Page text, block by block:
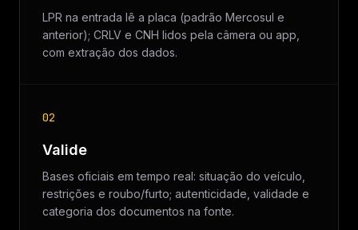
LPR na entrada lê a placa (padrão Mercosul e
anterior); CRLV e CNH lidos pela câmera ou app,
com extração dos dados.
02
Valide
Bases oficiais em tempo real: situação do veículo,
restrições e roubo/furto; autenticidade, validade e
categoria dos documentos na fonte.